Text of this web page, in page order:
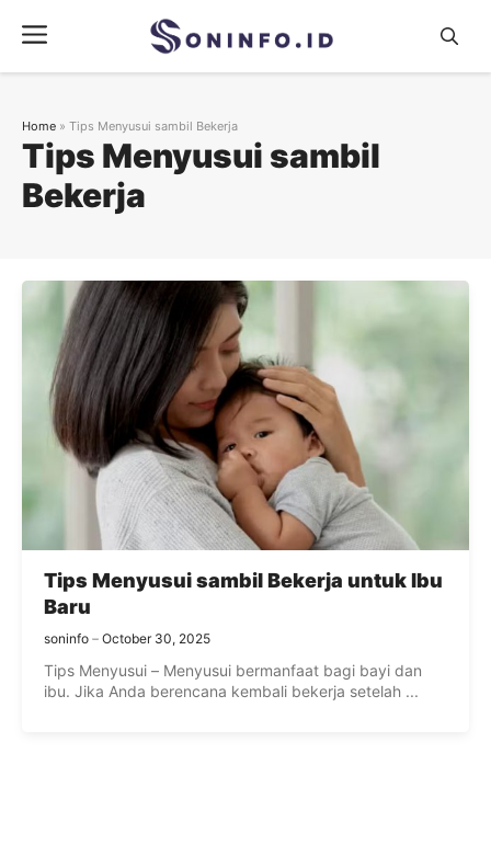
content
Menu
Tips Menyusui sambil
Bekerja
Home » Tips Menyusui sambil Bekerja
Tips Menyusui sambil Bekerja untuk Ibu
Baru
soninfo October 30, 2025
Tips Menyusui – Menyusui bermanfaat bagi bayi dan
ibu. Jika Anda berencana kembali bekerja setelah ...